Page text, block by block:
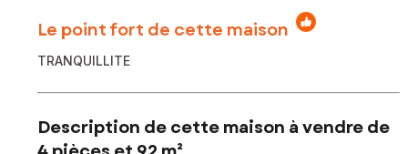
Le point fort de cette maison
TRANQUILLITE
Description de cette maison à vendre de